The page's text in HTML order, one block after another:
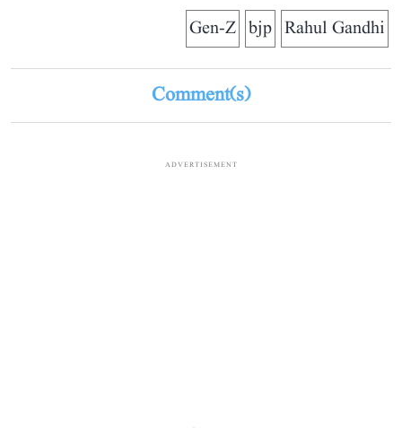
Rahul Gandhi
bjp
Gen-Z
Comment(s)
ADVERTISEMENT